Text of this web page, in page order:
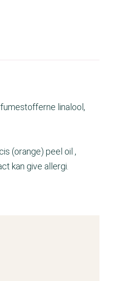
linalool,
(orange) peel oil ,
kan give allergi.